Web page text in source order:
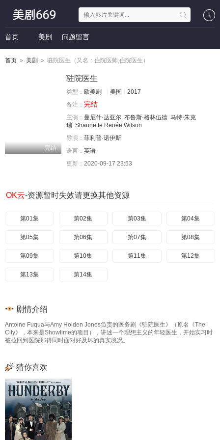
首页 美剧 问题留言
首页 » 美剧 » 驻院医生（又名：住院医师,住院医生）
完结
驻院医生
类型： 欧美剧 美国
2017
备注： 完结
主演： 曼尼什·达亚尔 布鲁斯·格林伍德 马特·朱克
瑞 Shaunette Renée Wilson
导演： 菲利普·诺伊斯
语言： 英语
更新： 2020-09-17 23:53
OK云-资源暂时失效请更换其他资源
第01集 第02集 第03集 第04集
第05集 第06集 第07集 第08集
第09集 第10集 第11集 第12集
第13集 第14集
剧情介绍
Antoine Fuqua与Amy Holden Jones负责的医务剧《驻院医生》（原名《The
City》，本来是Showtime的项目），讲述一个理想主义的年轻医生，开始实习时
被拉回到医院那得同时面对好及坏的真实境况。
猜你喜欢